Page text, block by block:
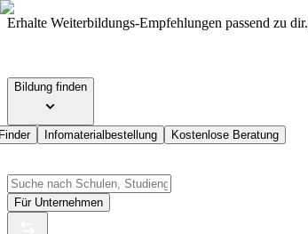
Erhalte Weiterbildungs-Empfehlungen passend zu dir.
Bildung finden
Infomaterialbestellung Kostenlose Beratung
Für Unternehmen